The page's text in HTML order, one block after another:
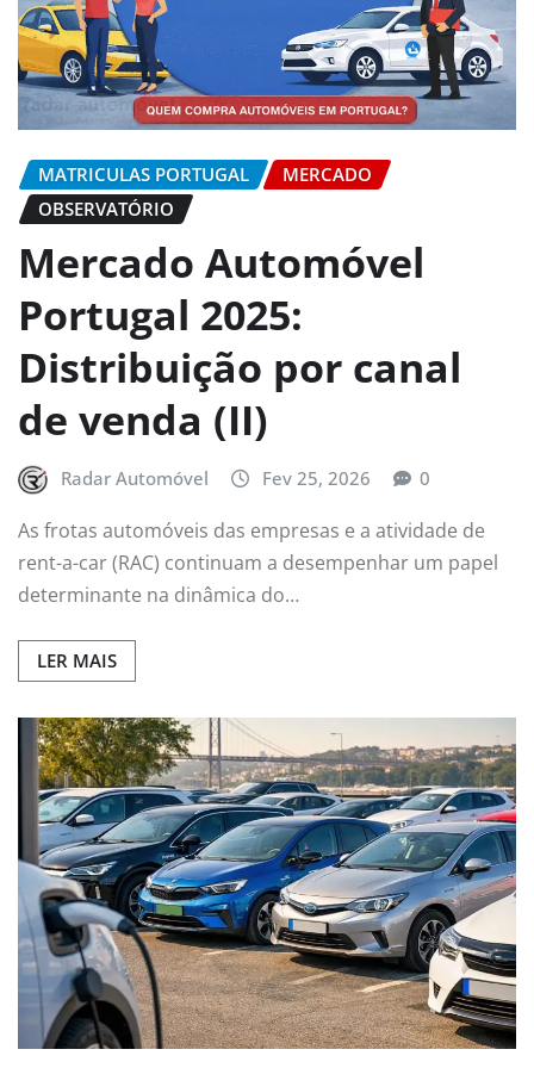
MATRICULAS PORTUGAL
MERCADO
OBSERVATÓRIO
Mercado Automóvel
Portugal 2025:
Distribuição por canal
de venda (II)
Radar Automóvel Fev 25, 2026 0
As frotas automóveis das empresas e a atividade de
rent-a-car (RAC) continuam a desempenhar um papel
determinante na dinâmica do…
LER MAIS